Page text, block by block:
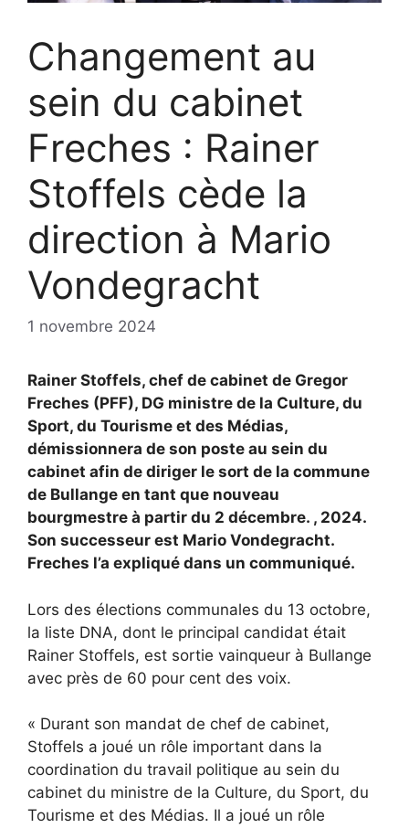
Changement au
sein du cabinet
Freches : Rainer
Stoffels cède la
direction à Mario
Vondegracht
1 novembre 2024
Rainer Stoffels, chef de cabinet de Gregor
Freches (PFF), DG ministre de la Culture, du
Sport, du Tourisme et des Médias,
démissionnera de son poste au sein du
cabinet afin de diriger le sort de la commune
de Bullange en tant que nouveau
bourgmestre à partir du 2 décembre. , 2024.
Son successeur est Mario Vondegracht.
Freches l’a expliqué dans un communiqué.
Lors des élections communales du 13 octobre,
la liste DNA, dont le principal candidat était
Rainer Stoffels, est sortie vainqueur à Bullange
avec près de 60 pour cent des voix.
« Durant son mandat de chef de cabinet,
Stoffels a joué un rôle important dans la
coordination du travail politique au sein du
cabinet du ministre de la Culture, du Sport, du
Tourisme et des Médias. Il a joué un rôle